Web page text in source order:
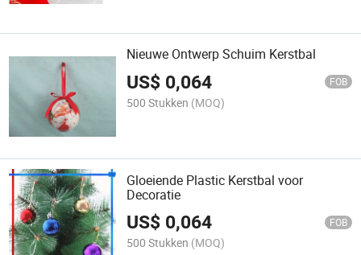
Nieuwe Ontwerp Schuim Kerstbal
US$ 0,064 FOB
500 Stukken (MOQ)
Gloeiende Plastic Kerstbal voor
Decoratie
US$ 0,064 FOB
500 Stukken (MOQ)